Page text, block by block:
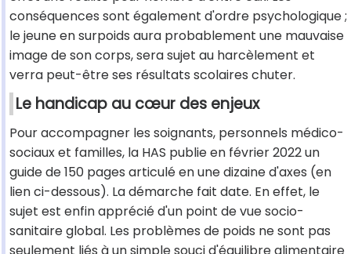
conséquences sont également d'ordre psychologique ;
le jeune en surpoids aura probablement une mauvaise
image de son corps, sera sujet au harcèlement et
verra peut-être ses résultats scolaires chuter.
Le handicap au cœur des enjeux
Pour accompagner les soignants, personnels médico-
sociaux et familles, la HAS publie en février 2022 un
guide de 150 pages articulé en une dizaine d'axes (en
lien ci-dessous). La démarche fait date. En effet, le
sujet est enfin apprécié d'un point de vue socio-
sanitaire global. Les problèmes de poids ne sont pas